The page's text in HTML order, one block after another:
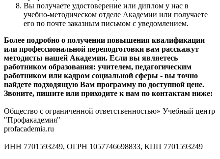
Вы получаете удостоверение или диплом у нас в
учебно-методическом отделе Академии или получаете
его по почте заказным письмом с уведомлением.
Более подробно о получении повышения квалификации
или профессиональной переподготовки вам расскажут
методисты нашей Академии. Если вы являетесь
работником образования: учителем, педагогическим
работником или кадром социальной сферы - вы точно
найдете подходящую Вам программу по доступной цене.
Звоните, пишите или приходите к нам по контактам ниже:
Общество с ограниченной ответственностью» Учебный центр
"Профакадемия"
profacademia.ru
ИНН 7701593249, ОГРН 1057746698833, КПП 7701593249